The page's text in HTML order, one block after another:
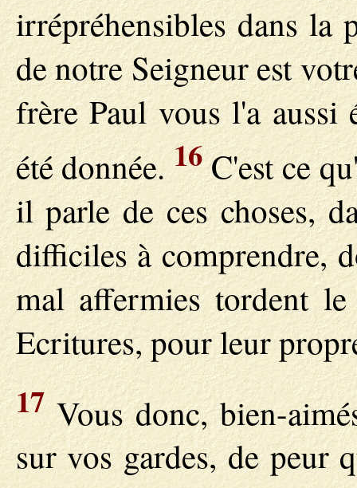
irrépréhensibles dans la
de notre Seigneur est
frère Paul vous l'a aussi
été donnée.16C'est ce
il parle de ces choses,
difficiles à comprendre,
mal affermies tordent
Ecritures, pour leur
17Vous donc, bien-
sur vos gardes, de peur